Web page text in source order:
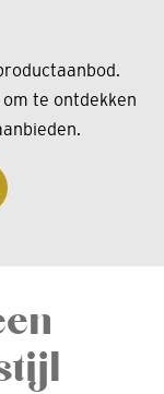
te ontdekken